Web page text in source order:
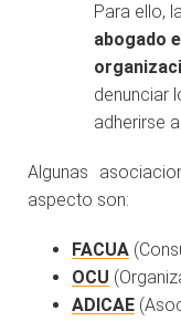
Para ello,
abogado
denunciar
adherirse
Algunas
aspecto son:
FACUA
OCU
ADICAE